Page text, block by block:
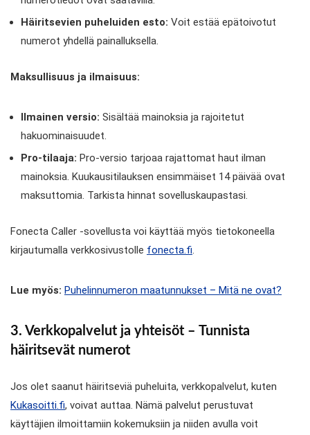
Häiritsevien puheluiden esto: Voit estää epätoivotut
numerot yhdellä painalluksella.
Maksullisuus ja ilmaisuus:
Ilmainen versio: Sisältää mainoksia ja rajoitetut
hakuominaisuudet.
Pro-tilaaja: Pro-versio tarjoaa rajattomat haut ilman
mainoksia. Kuukausitilauksen ensimmäiset 14 päivää ovat
maksuttomia. Tarkista hinnat sovelluskaupastasi.
Fonecta Caller -sovellusta voi käyttää myös tietokoneella
kirjautumalla verkkosivustolle fonecta.fi.
Lue myös: Puhelinnumeron maatunnukset – Mitä ne ovat?
3. Verkkopalvelut ja yhteisöt – Tunnista
häiritsevät numerot
Jos olet saanut häiritseviä puheluita, verkkopalvelut, kuten
Kukasoitti.fi, voivat auttaa. Nämä palvelut perustuvat
käyttäjien ilmoittamiin kokemuksiin ja niiden avulla voit